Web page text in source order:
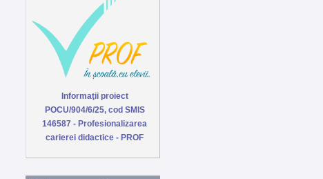
Informaţii proiect
POCU/904/6/25, cod SMIS
146587 - Profesionalizarea
carierei didactice - PROF